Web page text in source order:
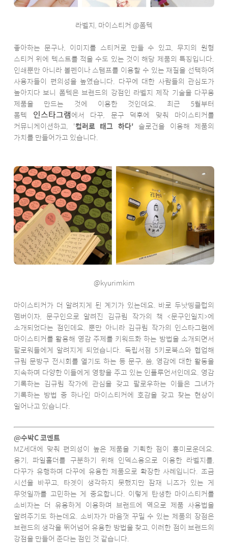
라벨지, 마이스티커 @폼텍
좋아하는 문구나, 이미지를 스티커로 만들 수 있고, 무지의 원형
스티커 위에 텍스트를 적을 수도 있는 것이 해당 제품의 특징입니다.
인쇄뿐만 아니라 볼펜이나 스탬프를 이용할 수 있는 재질을 선택하여
사용자들이 편의성을 높였습니다. 다꾸에 대한 사람들의 관심도가
높아지다 보니 폼텍은 브랜드의 강점인 라벨지 제작 기술을 다꾸용
제품을 만드는 것에 이용한 것인데요. 최근 5월부터
폼텍 인스타그램에서 다꾸, 문구 덕후에 맞춰 마이스티커를
커뮤니케이션하고, '컬러로 태그 하다' 슬로건을 이용해 제품의
가치를 만들어가고 있습니다.
@kyurimkim
마이스티커가 더 알려지게 된 계기가 있는데요. 바로 두낫띵클럽의
멤버이자, 문구인으로 알려진 김규림 작가의 책 <문구인일지>에
소개되었다는 점인데요. 뿐만 아니라 김규림 작가의 인스타그램에
마이스티커를 활용해 영감 주제를 키워드화 하는 방법을 소개되면서
팔로워들에게 알려지게 되었습니다. 독립서점 5키로북스와 협업해
규림 문방구 전시회를 열기도 하는 등 문구, 씀, 영감에 대한 활동을
지속하며 다양한 이들에게 영향을 주고 있는 인플루언서인데요. 영감
기록하는 김규림 작가에 관심을 갖고 팔로우하는 이들은 그녀가
기록하는 방법 중 하나인 마이스티커에 호감을 갖고 찾는 현상이
일어나고 있습니다.
@수박C 코멘트
MZ세대에 맞춰 편의성이 높은 제품을 기획한 점이 흥미로운데요.
용기, 파일홀더를 구분하기 위해 인덱스용으로 이용한 라벨지를,
다꾸가 유행하며 다꾸에 유용한 제품으로 확장한 사례입니다. 조금
시선을 바꾸고, 타겟이 생각하지 못했지만 잠재 니즈가 있는 게
무엇일까를 고민하는 게 중요합니다. 이렇게 탄생한 마이스티커를
소비자는 더 유용하게 이용하며 브랜드에 역으로 제품 사용법을
알려주기도 하는데요. 소비자가 마음껏 꾸밀 수 있는 제품의 장점은
브랜드의 생각을 뛰어넘어 유용한 방법을 찾고, 이러한 점이 브랜드의
강점을 만들어 준다는 점인 것 같습니다.